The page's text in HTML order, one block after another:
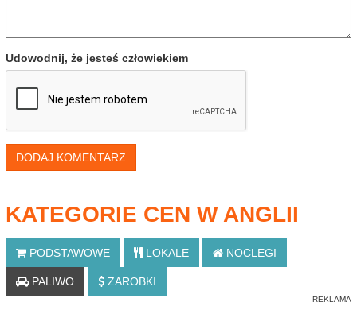
Udowodnij, że jesteś człowiekiem
DODAJ KOMENTARZ
KATEGORIE CEN W ANGLII
PODSTAWOWE LOKALE NOCLEGI
PALIWO ZAROBKI